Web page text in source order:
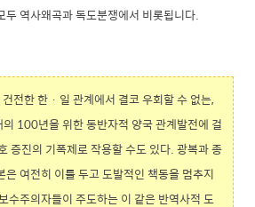
두 역사왜곡과 독도분쟁에서 비롯됩니다.
전한 한 · 일 관계에서 결코 우회할 수 없는,
100년을 위한 동반자적 양국 관계발전에 걸
증진의 기폭제로 작용할 수도 있다. 광복과 종
여전히 이를 두고 도발적인 책동을 멈추지
수주의자들이 주도하는 이 같은 반역사적 도